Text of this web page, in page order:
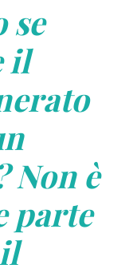
se
il
Non è
parte